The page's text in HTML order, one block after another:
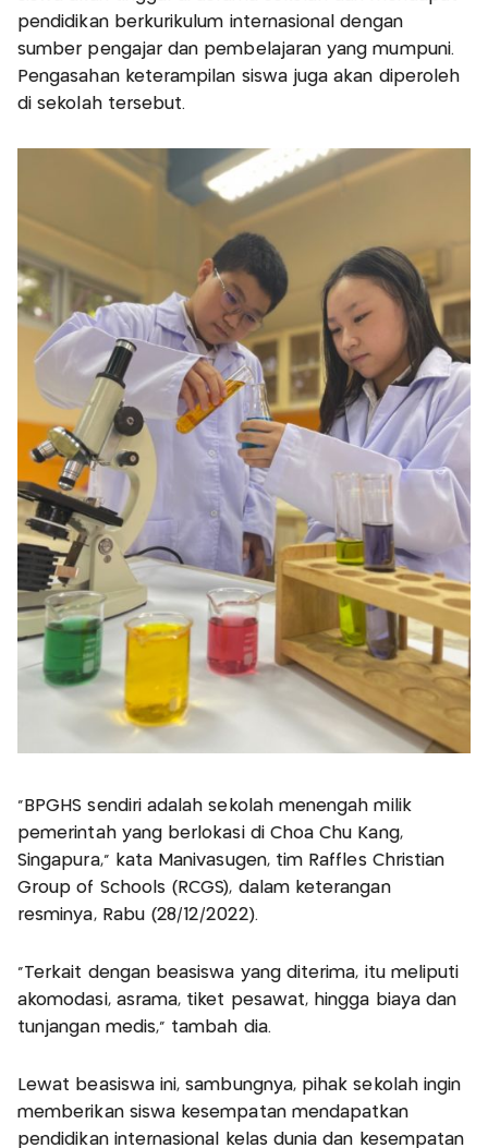
pendidikan berkurikulum internasional dengan
sumber pengajar dan pembelajaran yang mumpuni.
Pengasahan keterampilan siswa juga akan diperoleh
di sekolah tersebut.
"BPGHS sendiri adalah sekolah menengah milik
pemerintah yang berlokasi di Choa Chu Kang,
Singapura," kata Manivasugen, tim Raffles Christian
Group of Schools (RCGS), dalam keterangan
resminya, Rabu (28/12/2022).
"Terkait dengan beasiswa yang diterima, itu meliputi
akomodasi, asrama, tiket pesawat, hingga biaya dan
tunjangan medis," tambah dia.
Lewat beasiswa ini, sambungnya, pihak sekolah ingin
memberikan siswa kesempatan mendapatkan
pendidikan internasional kelas dunia dan kesempatan